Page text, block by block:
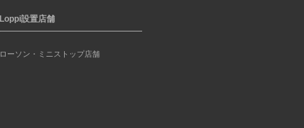
Loppi設置店舗
ローソン・ミニストップ店舗